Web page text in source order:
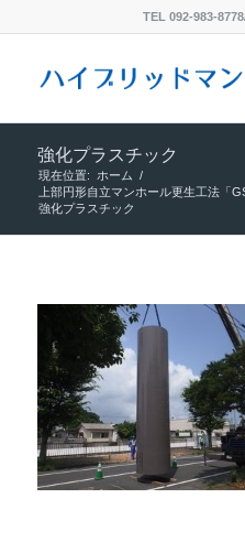
TEL 092-983-
強化プラスチック
現在位置: ホーム /
上部円形自立マンホール更生工法「
強化プラスチック